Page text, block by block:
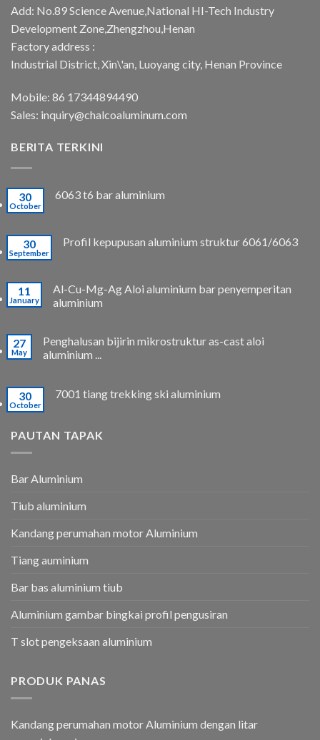
Add: No.89 Science Avenue,National HI-Tech Industry
Development Zone,Zhengzhou,Henan
Factory address :
Industrial District, Xin\'an, Luoyang city, Henan Province
Mobile: 86 17344894490
Sales: inquiry@chalcoaluminum.com
BERITA TERKINI
30
October
6063 t6 bar aluminium
30
September
Profil kepupusan aluminium struktur 6061/6063
11
January
Al-Cu-Mg-Ag Aloi aluminium bar penyemperitan
aluminium
27
May
Penghalusan bijirin mikrostruktur as-cast aloi
aluminium ...
30
October
7001 tiang trekking ski aluminium
PAUTAN TAPAK
Bar Aluminium
Tiub aluminium
Kandang perumahan motor Aluminium
Tiang auminium
Bar bas aluminium tiub
Aluminium gambar bingkai profil pengusiran
T slot pengeksaan aluminium
PRODUK PANAS
Kandang perumahan motor Aluminium dengan litar